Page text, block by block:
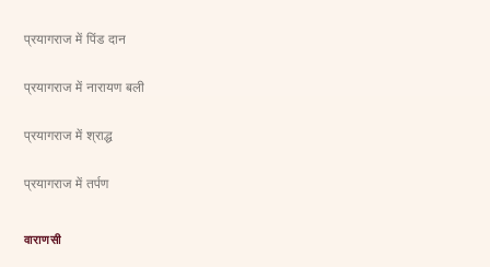
प्रयागराज में पिंड दान
प्रयागराज में नारायण बली
प्रयागराज में श्राद्ध
प्रयागराज में तर्पण
वाराणसी